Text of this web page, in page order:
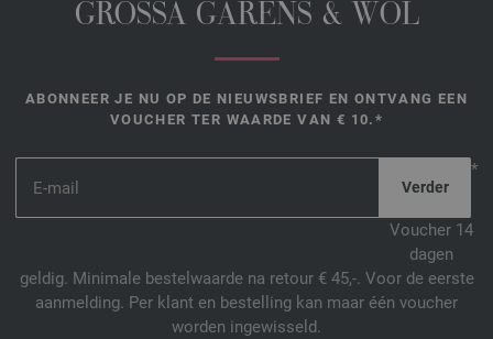
GROSSA GARENS & WOL
ABONNEER JE NU OP DE NIEUWSBRIEF EN ONTVANG EEN
VOUCHER TER WAARDE VAN € 10.*
*
Voucher 14
dagen
geldig. Minimale bestelwaarde na retour € 45,-. Voor de eerste
aanmelding. Per klant en bestelling kan maar één voucher
worden ingewisseld.